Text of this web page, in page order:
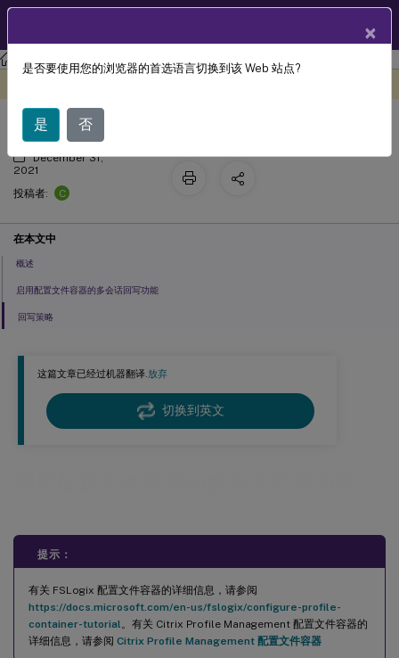
Profile Management Profile Management 2109
这篇文章已经过机器翻译.放弃
切换到英文
提示：
有关 FSLogix 配置文件容器的详细信息，请参阅
https://docs.microsoft.com/en-us/fslogix/configure-profile-
container-tutorial 。有关 Citrix Profile Management 配置文件容器的
详细信息，请参阅 Citrix Profile Management 配置文件容器
启用配置文件容器的多会话回写功能
December 31,
2021
投稿者:
C
在本文中
概述
启用配置文件容器的多会话回写功能
回写策略
×
是否要使用您的浏览器的首选语言切换到该 Web 站点?
是 否